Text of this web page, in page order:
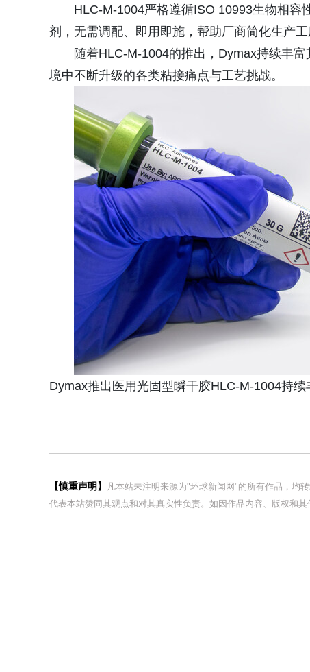
HLC‑M‑1004严格遵循ISO 10993生物相
剂，无需调配、即用即施，帮助厂商简化生产
随着HLC‑M‑1004的推出，Dymax持续丰
境中不断升级的各类粘接痛点与工艺挑战。
Dymax推出医用光固型瞬干胶HLC‑M‑1004持
【慎重声明】
凡本站未注明来源为"环球新闻网"的所有作品，均
代表本站赞同其观点和对其真实性负责。如因作品内容、版权和